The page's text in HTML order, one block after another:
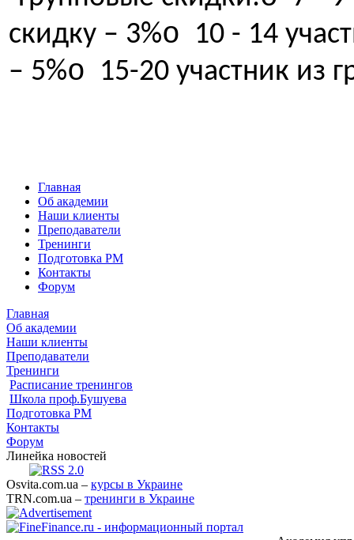
скидку – 3%o 10 - 14
– 5%o 15-20 участник из
Главная
Об академии
Наши клиенты
Преподаватели
Тренинги
Подготовка PM
Контакты
Форум
Главная
Об академии
Наши клиенты
Преподаватели
Тренинги
Расписание тренингов
Школа проф.Бушуева
Подготовка PM
Контакты
Форум
Линейка новостей
Osvita.com.ua – курсы в Украине
TRN.com.ua – тренинги в Украине